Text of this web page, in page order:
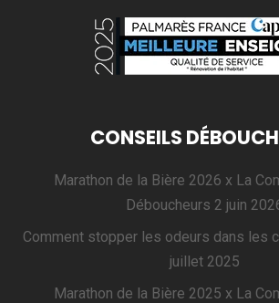
CONSEILS
Marathon de la Bière 2026 x La
Déboucheurs 2 juin
Comment stopper les odeurs dans les
juillet 2025
Marathon de la Bière 2025 x La